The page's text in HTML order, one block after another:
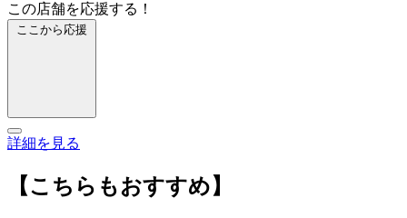
この店舗を応援する！
ここから応援
詳細を見る
【こちらもおすすめ】